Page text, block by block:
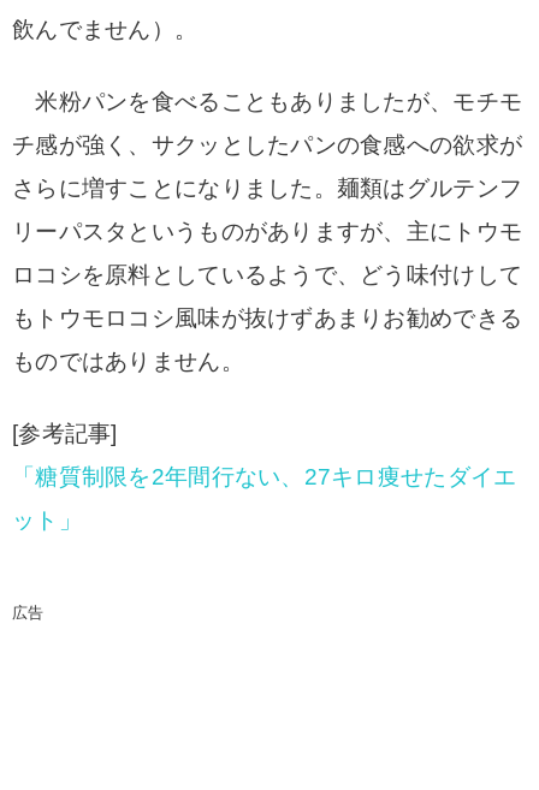
飲んでません）。
米粉パンを食べることもありましたが、モチモ
チ感が強く、サクッとしたパンの食感への欲求が
さ らに増すことになりました。麺類はグルテンフ
リーパスタというものがありますが、主に トウモ
ロコシを原料としているようで、どう味付けして
もトウモロコシ風味が抜けずあま りお勧めできる
ものではありません。
[参考記事]
「糖質制限を2年間行ない、27キロ痩せたダイエ
ット」
広告